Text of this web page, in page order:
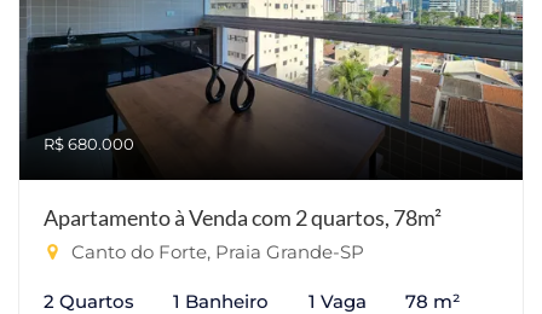
R$ 680.000
Apartamento à Venda com 2 quartos, 78m²
Canto do Forte, Praia Grande-SP
2 Quartos 1 Banheiro 1 Vaga 78 m²